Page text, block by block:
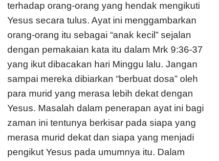
terhadap orang-orang yang hendak mengikuti
Yesus secara tulus. Ayat ini menggambarkan
orang-orang itu sebagai “anak kecil” sejalan
dengan pemakaian kata itu dalam Mrk 9:36-37
yang ikut dibacakan hari Minggu lalu. Jangan
sampai mereka dibiarkan “berbuat dosa” oleh
para murid yang merasa lebih dekat dengan
Yesus. Masalah dalam penerapan ayat ini bagi
zaman ini tentunya berkisar pada siapa yang
merasa murid dekat dan siapa yang menjadi
pengikut Yesus pada umumnya itu. Dalam